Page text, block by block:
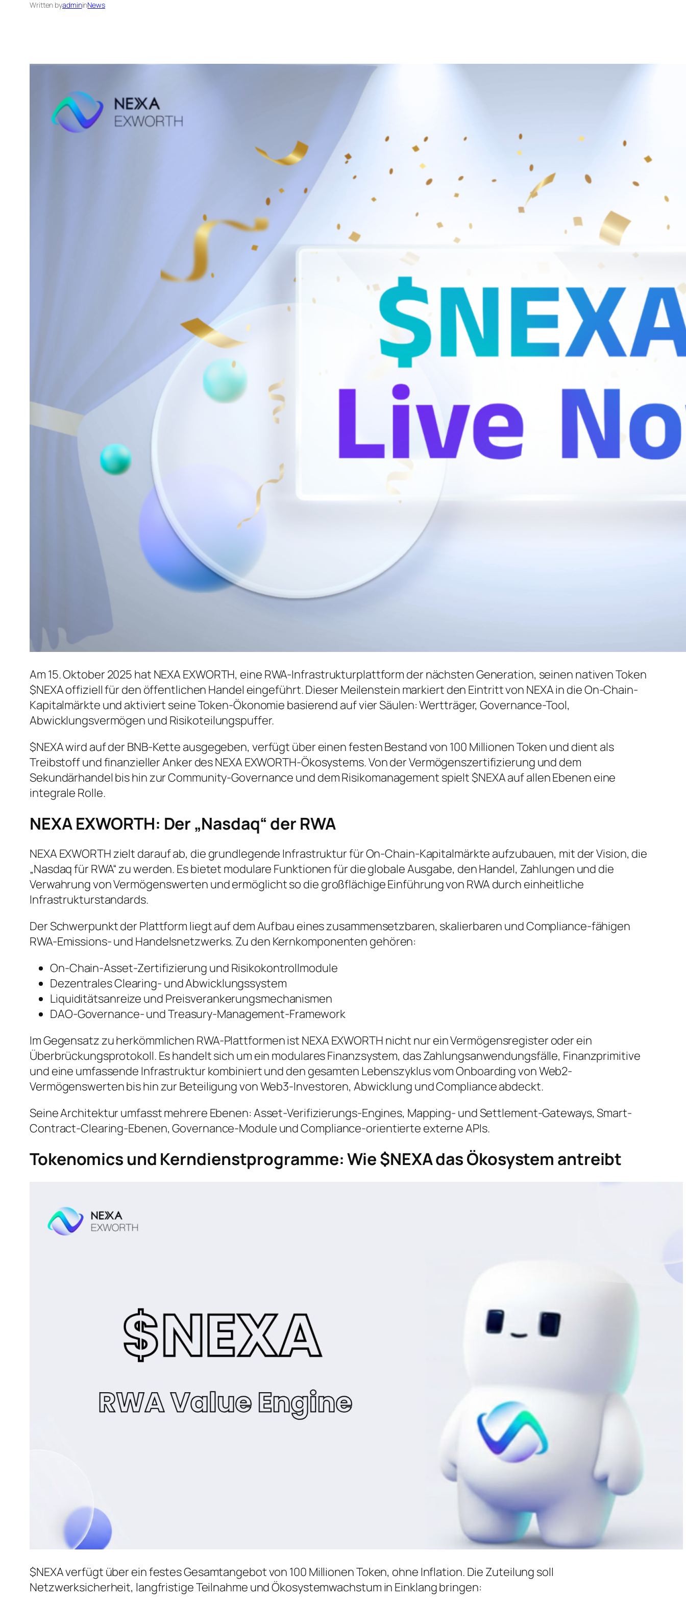
Written byadmininNews
Am 15. Oktober 2025 hat NEXA EXWORTH, eine RWA-Infrastrukturplattform der nächsten Generation, seinen nativen Token
$NEXA offiziell für den öffentlichen Handel eingeführt. Dieser Meilenstein markiert den Eintritt von NEXA in die On-Chain-
Kapitalmärkte und aktiviert seine Token-Ökonomie basierend auf vier Säulen: Wertträger, Governance-Tool,
Abwicklungsvermögen und Risikoteilungspuffer.
$NEXA wird auf der BNB-Kette ausgegeben, verfügt über einen festen Bestand von 100 Millionen Token und dient als
Treibstoff und finanzieller Anker des NEXA EXWORTH-Ökosystems. Von der Vermögenszertifizierung und dem
Sekundärhandel bis hin zur Community-Governance und dem Risikomanagement spielt $NEXA auf allen Ebenen eine
integrale Rolle.
NEXA EXWORTH: Der „Nasdaq“ der RWA
NEXA EXWORTH zielt darauf ab, die grundlegende Infrastruktur für On-Chain-Kapitalmärkte aufzubauen, mit der Vision, die
„Nasdaq für RWA“ zu werden. Es bietet modulare Funktionen für die globale Ausgabe, den Handel, Zahlungen und die
Verwahrung von Vermögenswerten und ermöglicht so die großflächige Einführung von RWA durch einheitliche
Infrastrukturstandards.
Der Schwerpunkt der Plattform liegt auf dem Aufbau eines zusammensetzbaren, skalierbaren und Compliance-fähigen
RWA-Emissions- und Handelsnetzwerks. Zu den Kernkomponenten gehören:
On-Chain-Asset-Zertifizierung und Risikokontrollmodule
Dezentrales Clearing- und Abwicklungssystem
Liquiditätsanreize und Preisverankerungsmechanismen
DAO-Governance- und Treasury-Management-Framework
Im Gegensatz zu herkömmlichen RWA-Plattformen ist NEXA EXWORTH nicht nur ein Vermögensregister oder ein
Überbrückungsprotokoll. Es handelt sich um ein modulares Finanzsystem, das Zahlungsanwendungsfälle, Finanzprimitive
und eine umfassende Infrastruktur kombiniert und den gesamten Lebenszyklus vom Onboarding von Web2-
Vermögenswerten bis hin zur Beteiligung von Web3-Investoren, Abwicklung und Compliance abdeckt.
Seine Architektur umfasst mehrere Ebenen: Asset-Verifizierungs-Engines, Mapping- und Settlement-Gateways, Smart-
Contract-Clearing-Ebenen, Governance-Module und Compliance-orientierte externe APIs.
Tokenomics und Kerndienstprogramme: Wie $NEXA das Ökosystem antreibt
$NEXA verfügt über ein festes Gesamtangebot von 100 Millionen Token, ohne Inflation. Die Zuteilung soll
Netzwerksicherheit, langfristige Teilnahme und Ökosystemwachstum in Einklang bringen: